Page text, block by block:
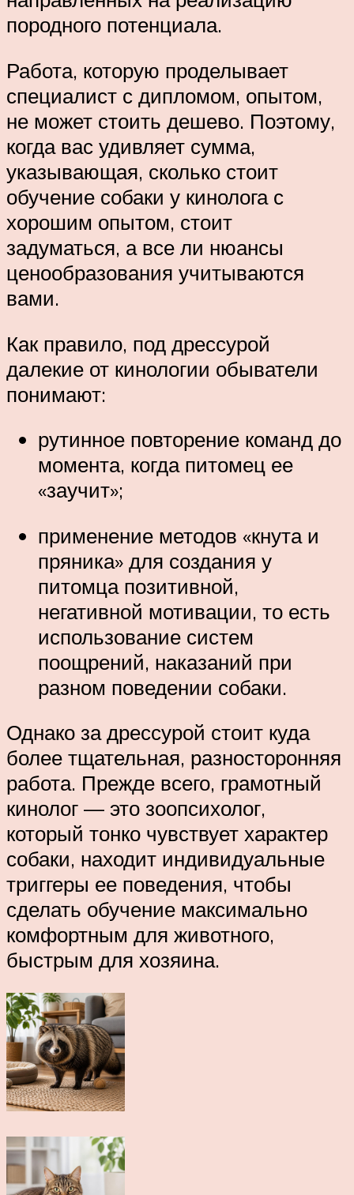
породного потенциала.
Работа, которую проделывает
специалист с дипломом, опытом,
не может стоить дешево. Поэтому,
когда вас удивляет сумма,
указывающая, сколько стоит
обучение собаки у кинолога с
хорошим опытом, стоит
задуматься, а все ли нюансы
ценообразования учитываются
вами.
Как правило, под дрессурой
далекие от кинологии обыватели
понимают:
рутинное повторение команд до
момента, когда питомец ее
«заучит»;
применение методов «кнута и
пряника» для создания у
питомца позитивной,
негативной мотивации, то есть
использование систем
поощрений, наказаний при
разном поведении собаки.
Однако за дрессурой стоит куда
более тщательная, разносторонняя
работа. Прежде всего, грамотный
кинолог — это зоопсихолог,
который тонко чувствует характер
собаки, находит индивидуальные
триггеры ее поведения, чтобы
сделать обучение максимально
комфортным для животного,
быстрым для хозяина.